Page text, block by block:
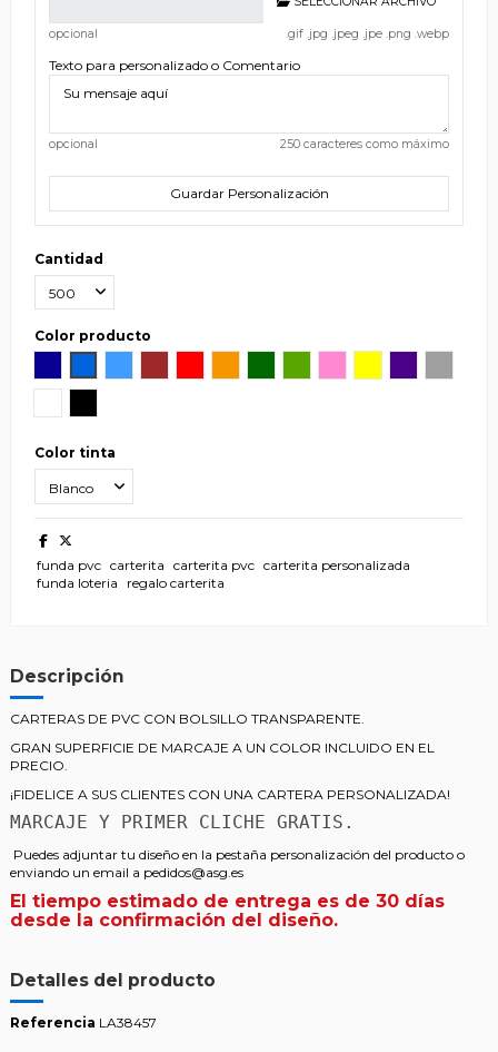
opcional .gif .jpg .jpeg .jpe .png .webp
Texto para personalizado o Comentario
opcional 250 caracteres como máximo
Guardar Personalización
Cantidad
Color producto
Color tinta
funda pvc carterita carterita pvc carterita personalizada
funda loteria
regalo carterita
Descripción
CARTERAS DE PVC CON BOLSILLO TRANSPARENTE.
GRAN SUPERFICIE DE MARCAJE A UN COLOR INCLUIDO EN EL
PRECIO.
¡FIDELICE A SUS CLIENTES CON UNA CARTERA PERSONALIZADA!
MARCAJE Y PRIMER CLICHÉ GRATIS.
Puedes adjuntar tu diseño en la pestaña personalización del producto o
enviando un email a pedidos@asg.es
El tiempo estimado de entrega es de 30 días
desde la confirmación del diseño.
Detalles del producto
Referencia LA38457